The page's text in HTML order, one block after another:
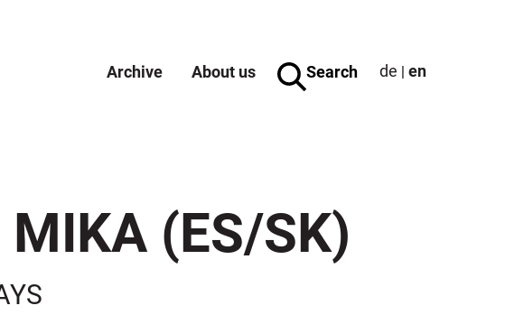
Archive About us Search de | en
MIKA (ES/SK)